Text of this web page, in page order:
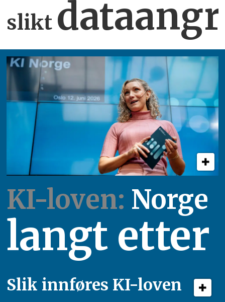
slikt
KI-loven: Norge
langt etter
Slik innføres KI-loven